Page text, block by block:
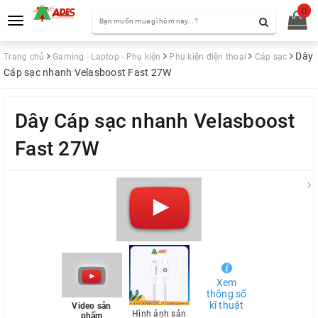
Toggle
navigation
0
Trang chủ Gaming - Laptop - Phụ kiện Phụ kiện điện thoại Cáp sạc
Dây
Cáp sạc nhanh Velasboost Fast 27W
Dây Cáp sạc nhanh Velasboost
Fast 27W
Video sản
Hình ảnh sản
Xem
thông số
kĩ thuật